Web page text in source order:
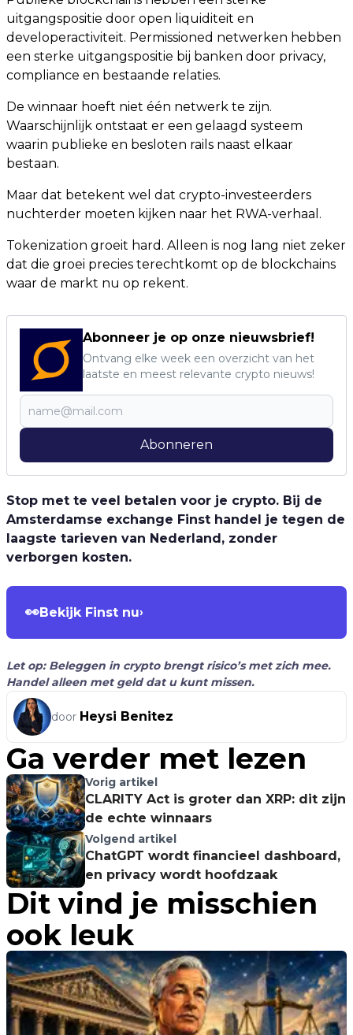
uitgangspositie door open liquiditeit en
developeractiviteit. Permissioned netwerken hebben
een sterke uitgangspositie bij banken door privacy,
compliance en bestaande relaties.
De winnaar hoeft niet één netwerk te zijn.
Waarschijnlijk ontstaat er een gelaagd systeem
waarin publieke en besloten rails naast elkaar
bestaan.
Maar dat betekent wel dat crypto-investeerders
nuchterder moeten kijken naar het RWA-verhaal.
Tokenization groeit hard. Alleen is nog lang niet zeker
dat die groei precies terechtkomt op de blockchains
waar de markt nu op rekent.
Abonneer je op onze nieuwsbrief!
Ontvang elke week een overzicht van het
laatste en meest relevante crypto nieuws!
Abonneren
Stop met te veel betalen voor je crypto. Bij de
Amsterdamse exchange Finst handel je tegen de
laagste tarieven van Nederland, zonder
verborgen kosten.
👀Bekijk Finst nu›
Let op: Beleggen in crypto brengt risico’s met zich mee.
Handel alleen met geld dat u kunt missen.
door Heysi Benitez
Ga verder met lezen
Vorig artikel
CLARITY Act is groter dan XRP: dit zijn
de echte winnaars
Volgend artikel
ChatGPT wordt financieel dashboard,
en privacy wordt hoofdzaak
Dit vind je misschien
ook leuk